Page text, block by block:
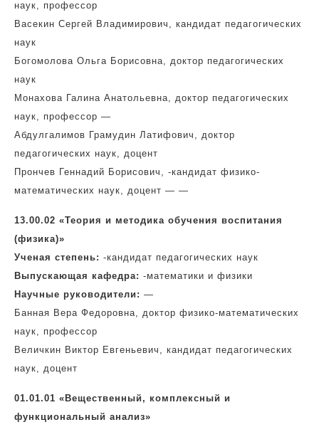
наук, профессор
Васекин Сергей Владимирович, кандидат педагогических
наук
Богомолова Ольга Борисовна, доктор педагогических
наук
Монахова Галина Анатольевна, доктор педагогических
наук, профессор —
Абдулгалимов Грамудин Латифович, доктор
педагогических наук, доцент
Прончев Геннадий Борисович, -кандидат физико-
математических наук, доцент — —
13.00.02 «Теория и методика обучения воспитания
(физика)»
Ученая степень: -кандидат педагогических наук
Выпускающая кафедра: -математики и физики
Научные руководители: —
Банная Вера Федоровна, доктор физико-математических
наук, профессор
Величкин Виктор Евгеньевич, кандидат педагогических
наук, доцент
01.01.01 «Вещественный, комплексный и
функциональный анализ»